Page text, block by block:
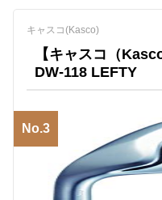
キャスコ(Kasco)
【キャスコ（
DW-118 LEFTY
No.3